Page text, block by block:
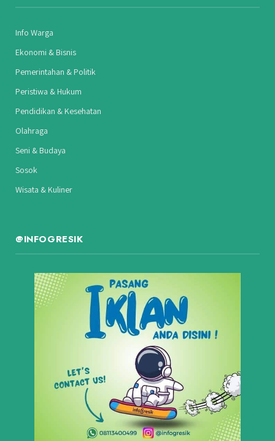
Info Warga
Ekonomi & Bisnis
Pemerintahan & Politik
Peristiwa & Hukum
Pendidikan & Kesehatan
Olahraga
Seni & Budaya
Sosok
Wisata & Kuliner
@INFOGRESIK